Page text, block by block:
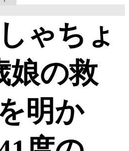
ゃちょ
娘の救
明か